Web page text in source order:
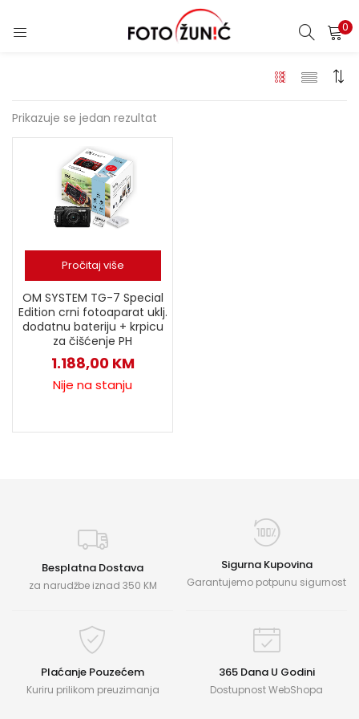
0
Prikazuje se jedan rezultat
Pročitaj više
OM SYSTEM TG-7 Special
Edition crni fotoaparat uklj.
dodatnu bateriju + krpicu
za čišćenje PH
1.188,00 KM
Nije na stanju
Besplatna Dostava
za narudžbe iznad 350 KM
Sigurna Kupovina
Garantujemo potpunu sigurnost
Plaćanje Pouzećem
Kuriru prilikom preuzimanja
365 Dana U Godini
Dostupnost WebShopa